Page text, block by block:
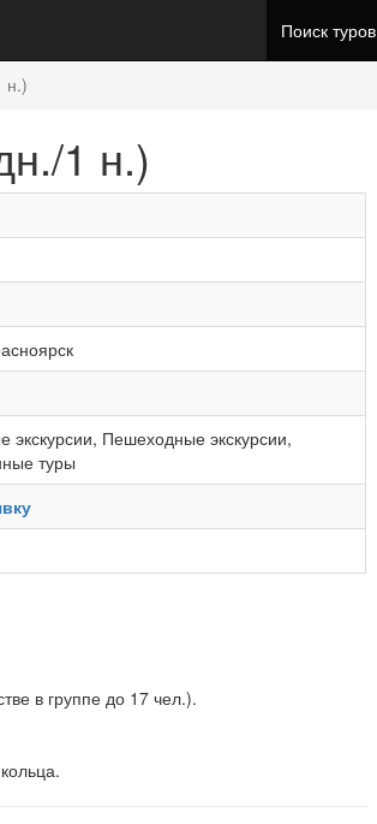
Поиск туров
н.)
1 н.)
экскурсии, Пешеходные экскурсии,
туры
в группе до 17 чел.).